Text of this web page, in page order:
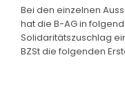
Bei den einzelnen
hat die B-AG in
Solidaritätszuschlag
BZSt die folgenden